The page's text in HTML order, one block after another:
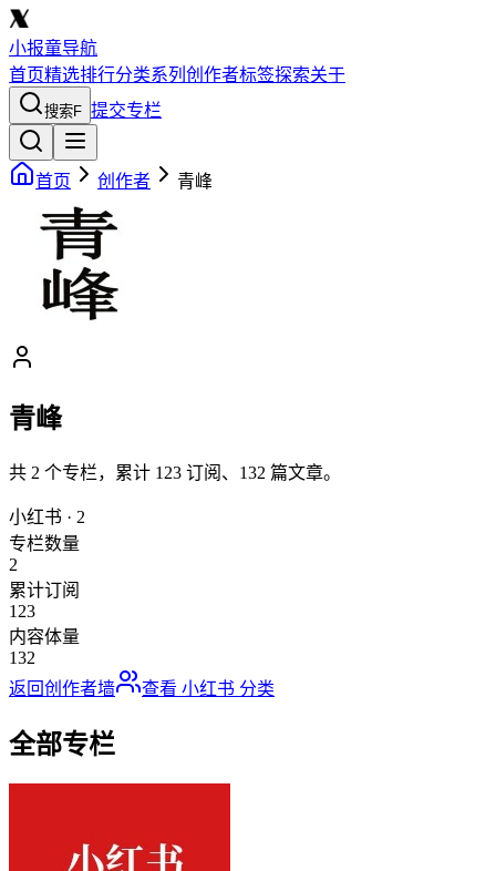
小报童导航
首页精选排行分类系列 创作者标签探索关于
搜索F 提交专栏
首页 创作者 青峰
青峰
共 2 个专栏，累计 123 订阅、 132 篇文章。
小红书 · 2
专栏数量
2
累计订阅
123
内容体量
132
返回创作者墙
查看 小红书 分类
全部专栏